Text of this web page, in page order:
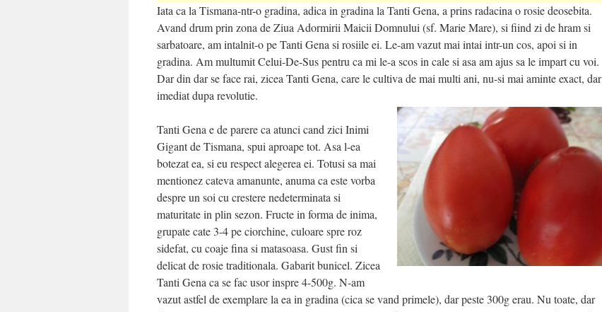
Iata ca la Tismana-ntr-o gradina, adica in gradina la Tanti Gena, a prins radacina o rosie deosebita.
Avand drum prin zona de Ziua Adormirii Maicii Domnului (sf. Marie Mare), si fiind zi de hram si
sarbatoare, am intalnit-o pe Tanti Gena si rosiile ei. Le-am vazut mai intai intr-un cos, apoi si in
gradina. Am multumit Celui-De-Sus pentru ca mi le-a scos in cale si asa am ajus sa le impart cu voi.
Dar din dar se face rai, zicea Tanti Gena, care le cultiva de mai multi ani, nu-si mai aminte exact, dar
imediat dupa revolutie.
Tanti Gena e de parere ca atunci cand zici Inimi
Gigant de Tismana, spui aproape tot. Asa l-ea
botezat ea, si eu respect alegerea ei. Totusi sa mai
mentionez cateva amanunte, anuma ca este vorba
despre un soi cu crestere nedeterminata si
maturitate in plin sezon. Fructe in forma de inima,
grupate cate 3-4 pe ciorchine, culoare spre roz
sidefat, cu coaje fina si matasoasa. Gust fin si
delicat de rosie traditionala. Gabarit bunicel. Zicea
Tanti Gena ca se fac usor inspre 4-500g. N-am
vazut astfel de exemplare la ea in gradina (cica se vand primele), dar peste 300g erau. Nu toate, dar